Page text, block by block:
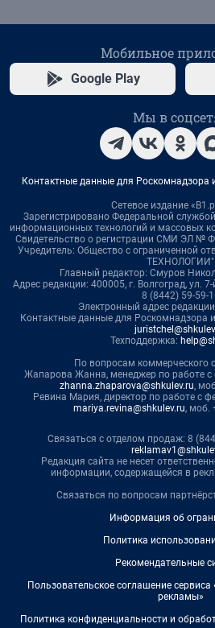
Мобильное
Google Play
Мы в
Контактные данные для Роскомнадзора
Сетевое издание
Зарегистрировано Федеральной
информационных технологий и массовых
Свидетельство о регистрации СМИ ЭЛ №
Учредитель: Общество с ограниченной
ТЕХНОЛОГИИ"
Главный редактор: Смуров
Адрес редакции: 400005, г. Волгоград, ул.
8 (8442) 59-59-
Электронный адрес
Контактные данные для Роскомнадзора
Техподдержка:
По вопросам коммерческого
Жапарова Жанна, менеджер по работе
zhanna.zhaparova@shkulev.ru,
Ревина Мария, директор по работе с
mariya.revina@shkulev.ru, моб.
Связаться с отделом продаж: 8
Редакция сайта не несет
информации, содержащейся в
Связаться по вопросам
Информация об
Политика
Рекомендательные
Пользовательское соглашение
рекламы»
Политика конфиденциальности и